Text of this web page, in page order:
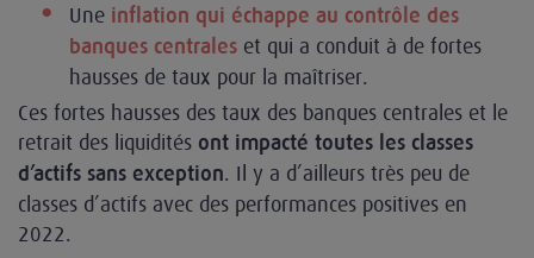
Une inflation qui échappe au contrôle des
banques centrales et qui a conduit à de fortes
hausses de taux pour la maîtriser.
Ces fortes hausses des taux des banques centrales et le
retrait des liquidités ont impacté toutes les classes
d’actifs sans exception. Il y a d’ailleurs très peu de
classes d’actifs avec des performances positives en
2022.